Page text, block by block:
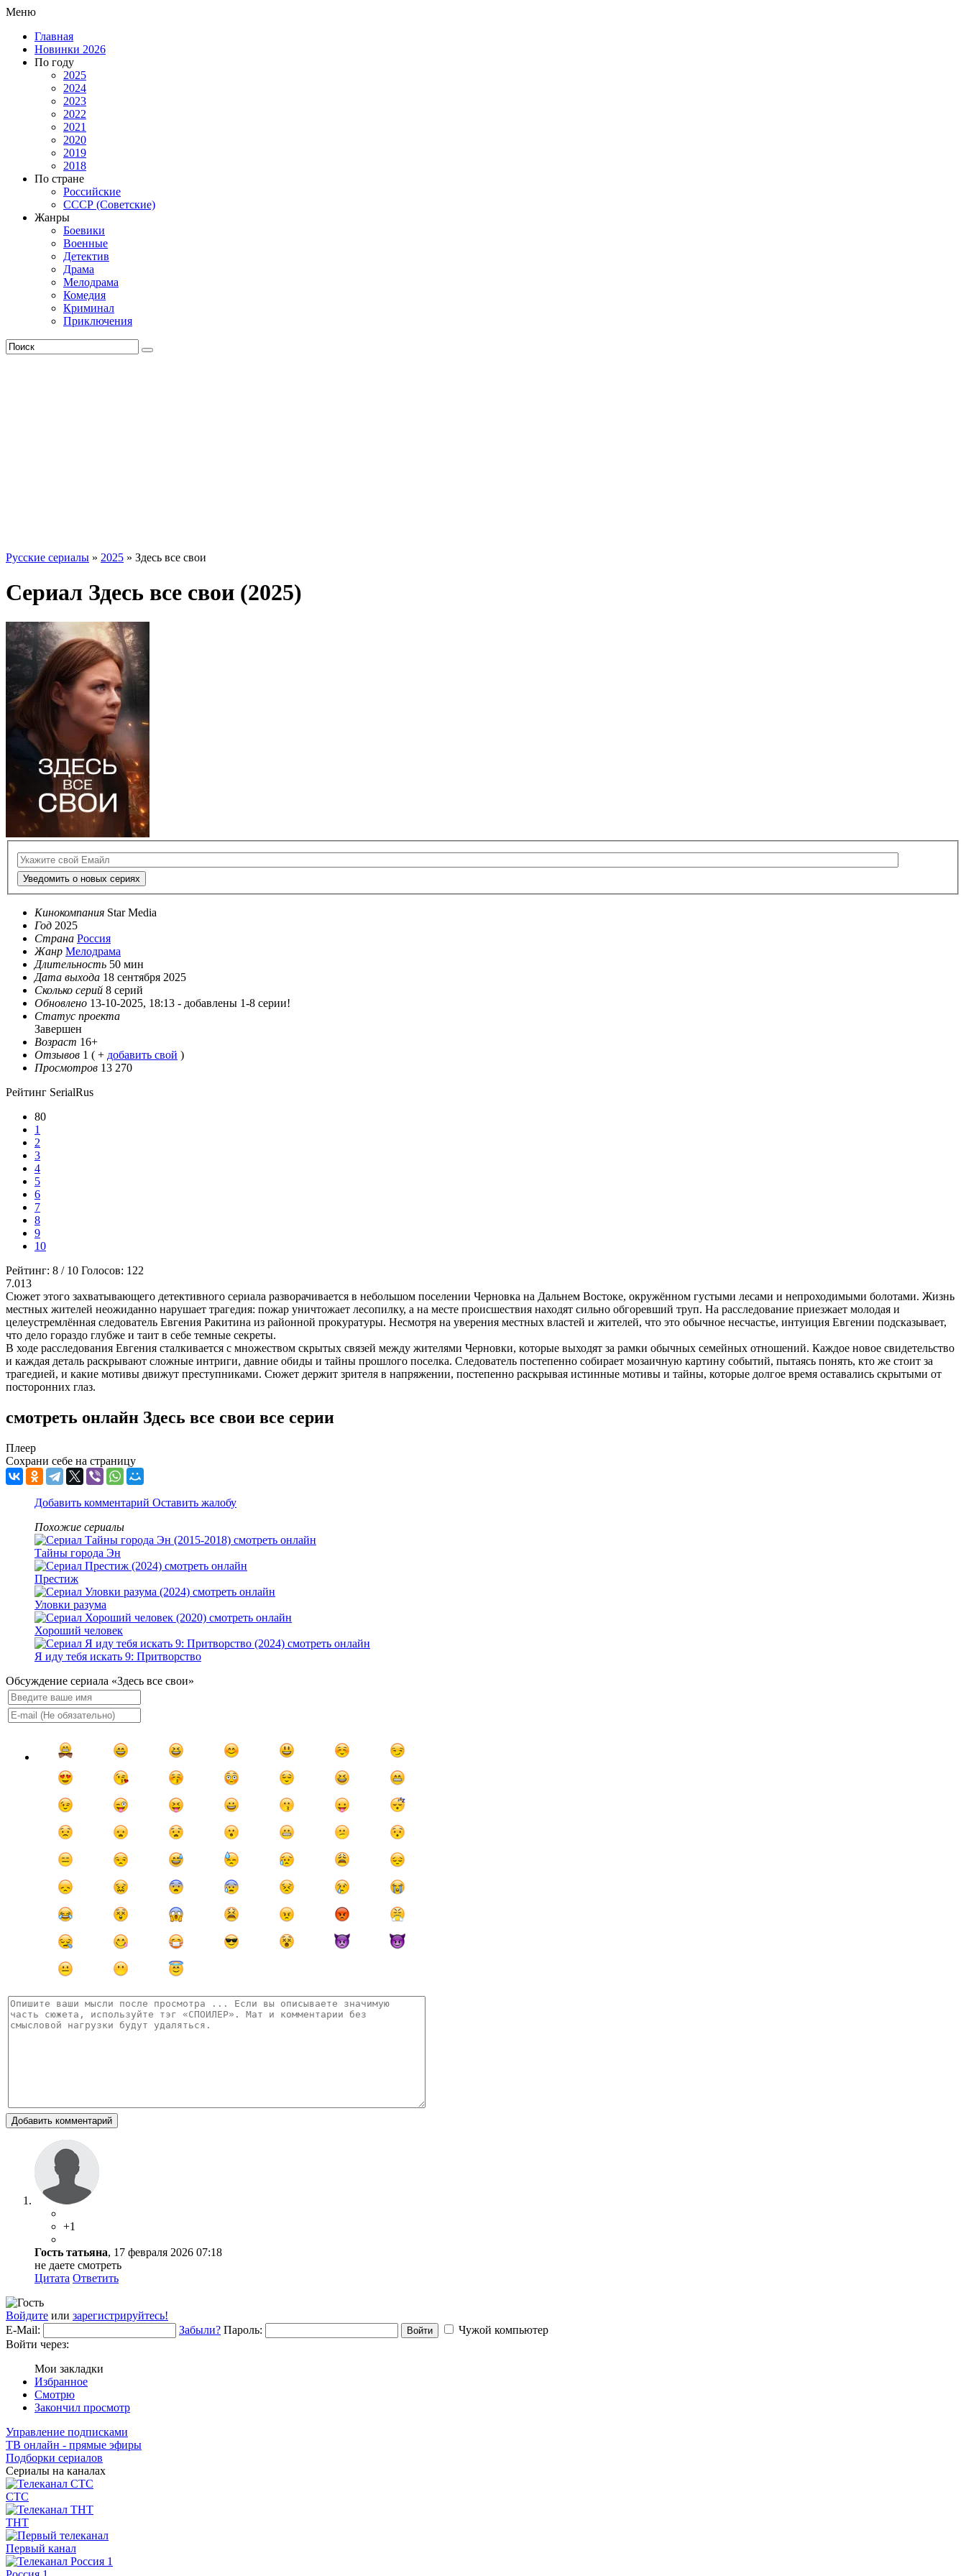
Меню
Главная
Новинки 2026
По году
2025
2024
2023
2022
2021
2020
2019
2018
По стране
Российские
СССР (Советские)
Жанры
Боевики
Военные
Детектив
Драма
Мелодрама
Комедия
Криминал
Приключения
Русские сериалы » 2025 » Здесь все свои
Сериал Здесь все свои (2025)
Уведомить о новых сериях
Кинокомпания Star Media
Год 2025
Страна Россия
Жанр Мелодрама
Длительность 50 мин
Дата выхода 18 сентября 2025
Сколько серий 8 серий
Обновлено 13-10-2025, 18:13 - добавлены 1-8 серии!
Статус проекта
Завершен
Возраст 16+
Отзывов 1 ( + добавить свой )
Просмотров 13 270
Рейтинг SerialRus
80
1
2
3
4
5
6
7
8
9
10
Рейтинг: 8 / 10 Голосов: 122
7.013
Сюжет этого захватывающего детективного сериала разворачивается в небольшом поселении Черновка на Дальнем Востоке, окружённом густыми лесами и непроходимыми болотами. Жизнь
местных жителей неожиданно нарушает трагедия: пожар уничтожает лесопилку, а на месте происшествия находят сильно обгоревший труп. На расследование приезжает молодая и
целеустремлённая следователь Евгения Ракитина из районной прокуратуры. Несмотря на уверения местных властей и жителей, что это обычное несчастье, интуиция Евгении подсказывает,
что дело гораздо глубже и таит в себе темные секреты.
В ходе расследования Евгения сталкивается с множеством скрытых связей между жителями Черновки, которые выходят за рамки обычных семейных отношений. Каждое новое свидетельство
и каждая деталь раскрывают сложные интриги, давние обиды и тайны прошлого поселка. Следователь постепенно собирает мозаичную картину событий, пытаясь понять, кто же стоит за
трагедией, и какие мотивы движут преступниками. Сюжет держит зрителя в напряжении, постепенно раскрывая истинные мотивы и тайны, которые долгое время оставались скрытыми от
посторонних глаз.
смотреть онлайн Здесь все свои все серии
Плеер
Сохрани себе на страницу
Добавить комментарий Оставить жалобу
Похожие сериалы
Тайны города Эн
Престиж
Уловки разума
Хороший человек
Я иду тебя искать 9: Притворство
Обсуждение сериала «Здесь все свои»
Добавить комментарий
+1
Гость татьяна, 17 февраля 2026 07:18
не даете смотреть
Цитата Ответить
Войдите или зарегистрируйтесь!
E-Mail:
Забыли? Пароль: Войти
Чужой компьютер
Войти через:
Мои закладки
Избранное
Смотрю
Закончил просмотр
Управление подписками
ТВ онлайн - прямые эфиры
Подборки сериалов
Сериалы на каналах
СТС
ТНТ
Первый канал